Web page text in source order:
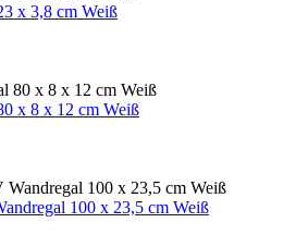
x 3,8 cm Weiß
x 8 x 12 cm Weiß
100 x 23,5 cm Weiß